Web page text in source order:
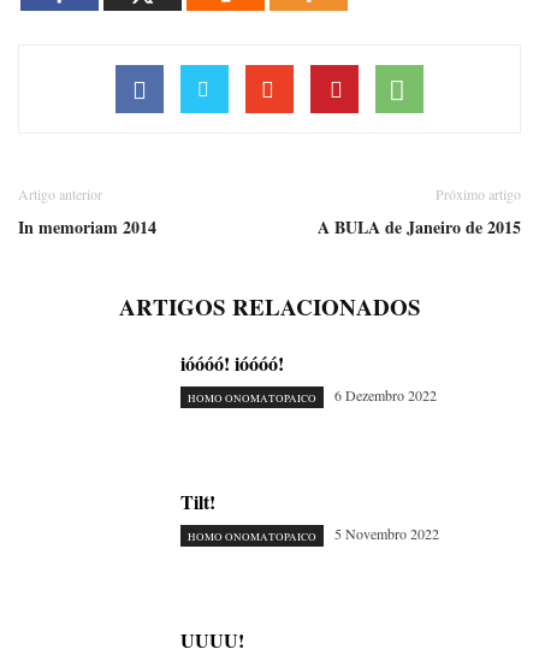
Artigo anterior
In memoriam 2014
Próximo artigo
A BULA de Janeiro de 2015
ARTIGOS RELACIONADOS
ióóóó! ióóóó!
HOMO ONOMATOPAICO 6 Dezembro 2022
Tilt!
HOMO ONOMATOPAICO 5 Novembro 2022
UUUU!